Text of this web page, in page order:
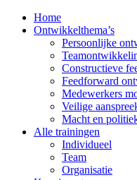
Home
Ontwikkelthema’s
Persoonlijke
Constructieve
Feedforward
Medewerkers
Veilige
Macht en
Alle trainingen
Individueel
Team
Organisatie